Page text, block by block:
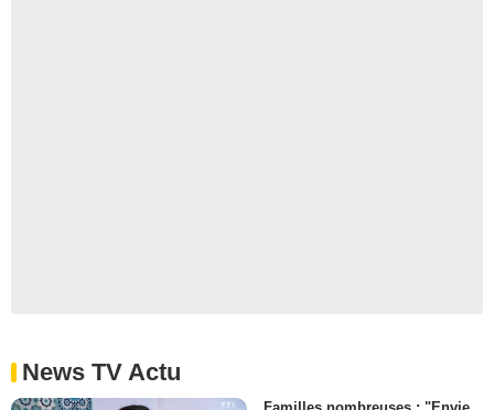
News TV Actu